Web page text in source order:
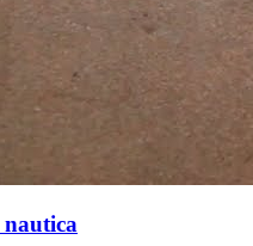
nautica